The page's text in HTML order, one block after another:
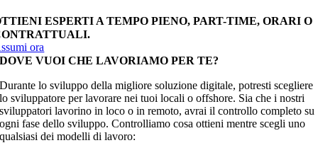
ESPERTI A TEMPO PIENO, PART-TIME, ORARI O
ora
DOVE VUOI CHE LAVORIAMO PER TE?
Durante lo sviluppo della migliore soluzione digitale, potresti scegliere
lo sviluppatore per lavorare nei tuoi locali o offshore. Sia che i nostri
sviluppatori lavorino in loco o in remoto, avrai il controllo completo su
ogni fase dello sviluppo. Controlliamo cosa ottieni mentre scegli uno
qualsiasi dei modelli di lavoro: